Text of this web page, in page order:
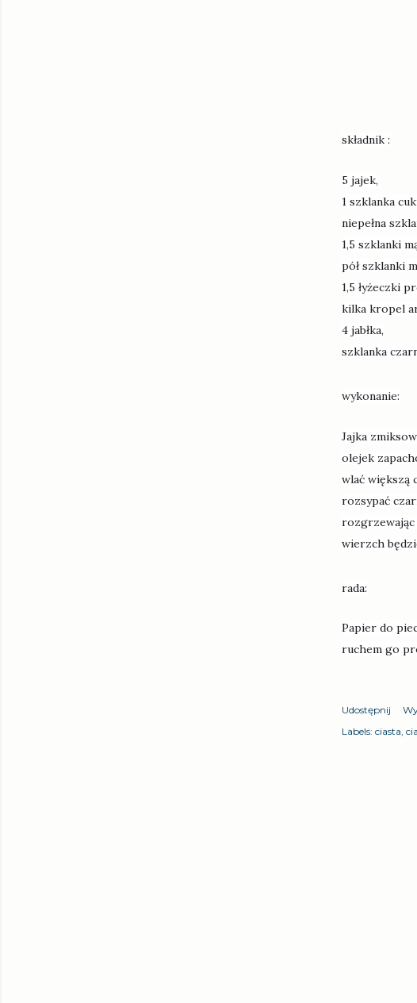
składnik :
5 jajek,
1 szklanka
niepełna
1,5 szklanki
pół szklanki
1,5 łyżeczki
kilka kropel
4 jabłka,
szklanka
wykonanie:
Jajka
olejek
wlać większą
rozsypać
rozgrzewając
wierzch
rada:
Papier do
ruchem go
Udostępnij
Labels: ciasta